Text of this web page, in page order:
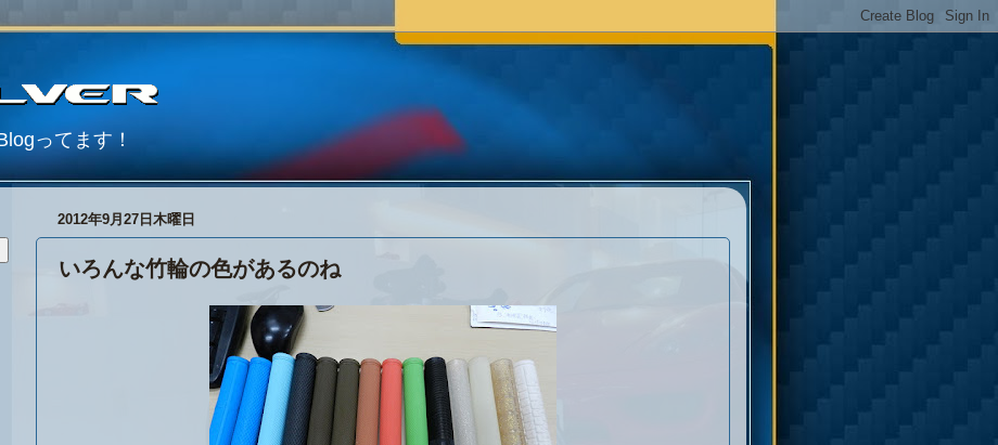
ってます！
2012年9月27日木曜日
いろんな竹輪の色があるのね